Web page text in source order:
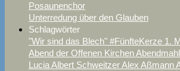
Posaunenchor
Unterredung über den Glauben
Schlagwörter
"Wir sind das Blech" #FünfteKerze 1.
Abend der Offenen KirchenAbendmahl
LuciaAlbert SchweitzerAlex Aßmann